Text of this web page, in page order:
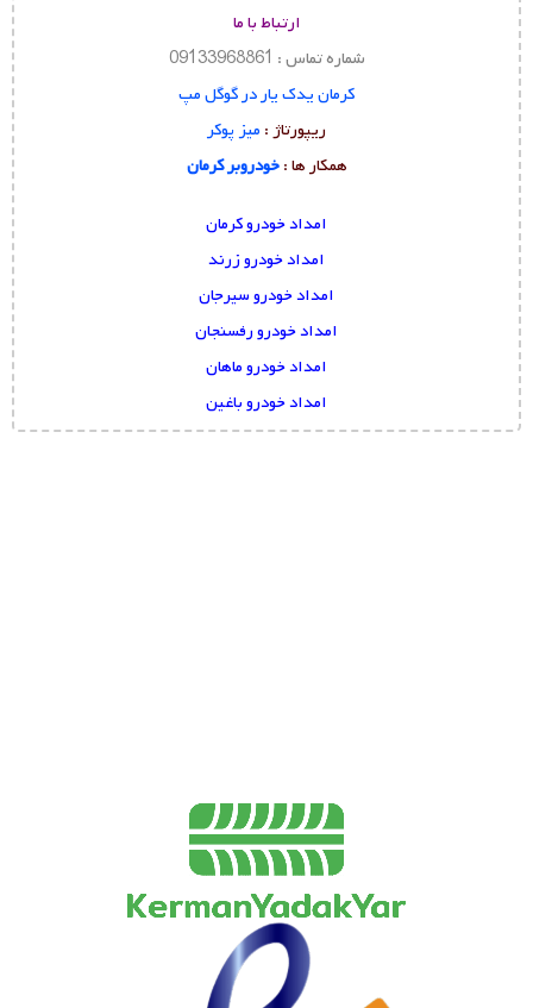
ارتباط با ما
شماره تماس : 09133968861
کرمان یدک یار در گوگل مپ
ریپورتاژ : میز پوکر
همکار ها :خودروبر کرمان
امداد خودرو کرمان
امداد خودرو زرند
امداد خودرو سیرجان
امداد خودرو رفسنجان
امداد خودرو ماهان
امداد خودرو باغین